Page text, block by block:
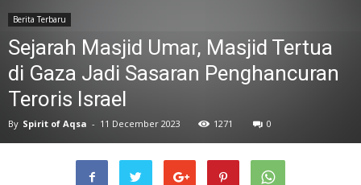
Berita Terbaru
Sejarah Masjid Umar, Masjid Tertua
di Gaza Jadi Sasaran Penghancuran
Teroris Israel
By Spirit of Aqsa - 11 December 2023 1271 0